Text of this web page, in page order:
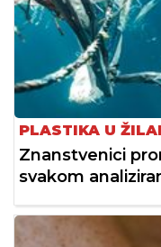
PLASTIKA U
Znanstvenici
svakom